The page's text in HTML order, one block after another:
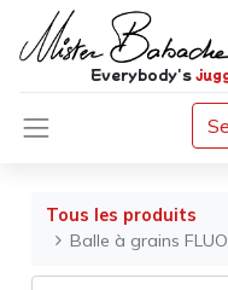
Everybody's
Tous les produits
Balle à grains